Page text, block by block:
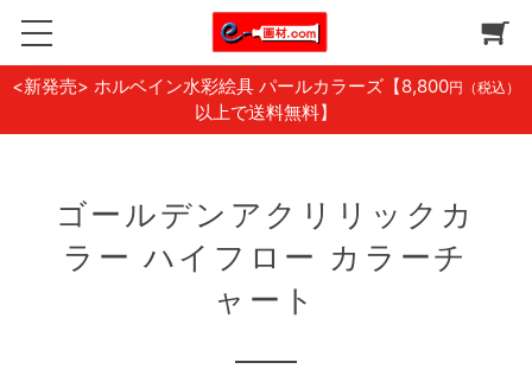
<新発売> ホルベイン水彩絵具 パールカラーズ 【8,800円（税込）
以上で送料無料】
ゴールデンアクリリックカ
ラー ハイフロー カラーチ
ャート